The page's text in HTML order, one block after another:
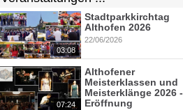
03:08
Stadtparkkirchtag
Althofen 2026
22/06/2026
07:24
Althofener
Meisterklassen und
Meisterklänge 2026 -
Eröffnung